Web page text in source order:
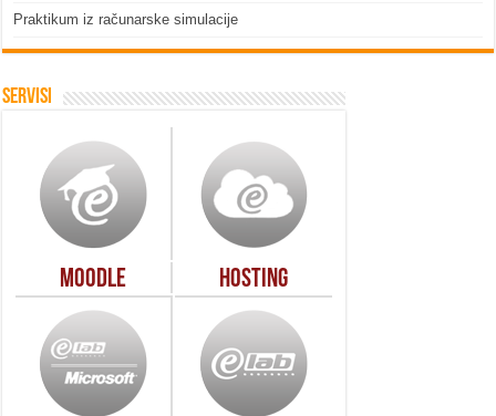
Praktikum iz računarske simulacije
Servisi
Moodle Hosting